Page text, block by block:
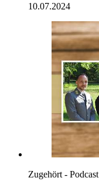
10.07.2024
Zugehört - Podcast